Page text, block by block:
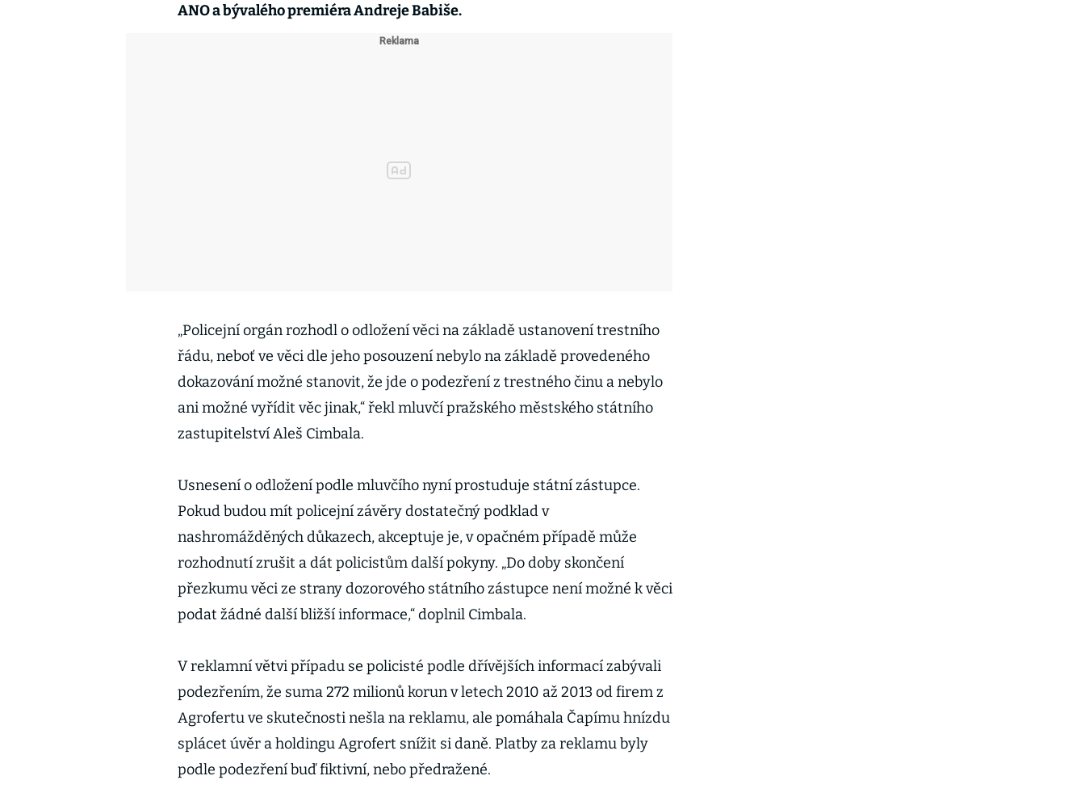
ANO a bývalého premiéra Andreje Babiše.
„Policejní orgán rozhodl o odložení věci na základě ustanovení trestního
řádu, neboť ve věci dle jeho posouzení nebylo na základě provedeného
dokazování možné stanovit, že jde o podezření z trestného činu a nebylo
ani možné vyřídit věc jinak,“ řekl mluvčí pražského městského státního
zastupitelství Aleš Cimbala.
Usnesení o odložení podle mluvčího nyní prostuduje státní zástupce.
Pokud budou mít policejní závěry dostatečný podklad v
nashromážděných důkazech, akceptuje je, v opačném případě může
rozhodnutí zrušit a dát policistům další pokyny. „Do doby skončení
přezkumu věci ze strany dozorového státního zástupce není možné k věci
podat žádné další bližší informace,“ doplnil Cimbala.
V reklamní větvi případu se policisté podle dřívějších informací zabývali
podezřením, že suma 272 milionů korun v letech 2010 až 2013 od firem z
Agrofertu ve skutečnosti nešla na reklamu, ale pomáhala Čapímu hnízdu
splácet úvěr a holdingu Agrofert snížit si daně. Platby za reklamu byly
podle podezření buď fiktivní, nebo předražené.